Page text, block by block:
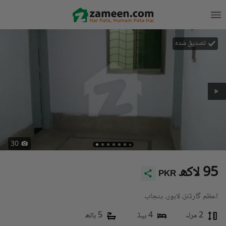
تصدیق شدہ
30
PKR 95 لاکھ
اعظم گارڈنز، لاہور، پنجاب
2 مرلہ
4 بیڈ 5 باتھ